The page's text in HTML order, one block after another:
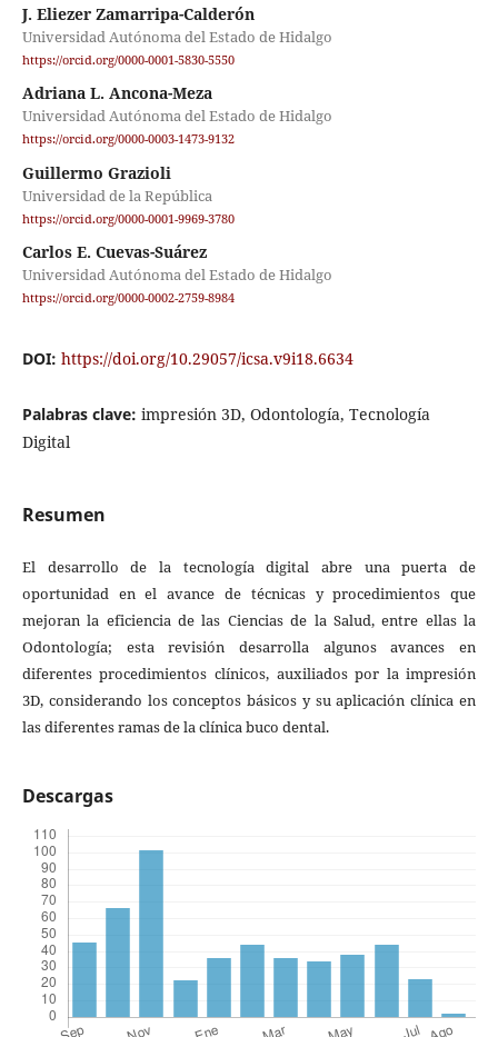
J. Eliezer Zamarripa-Calderón
Universidad Autónoma del Estado de Hidalgo
https://orcid.org/0000-0001-5830-5550
Adriana L. Ancona-Meza
Universidad Autónoma del Estado de Hidalgo
https://orcid.org/0000-0003-1473-9132
Guillermo Grazioli
Universidad de la República
https://orcid.org/0000-0001-9969-3780
Carlos E. Cuevas-Suárez
Universidad Autónoma del Estado de Hidalgo
https://orcid.org/0000-0002-2759-8984
DOI: https://doi.org/10.29057/icsa.v9i18.6634
Palabras clave: impresión 3D, Odontología, Tecnología
Digital
Resumen
El desarrollo de la tecnología digital abre una puerta de
oportunidad en el avance de técnicas y procedimientos que
mejoran la eficiencia de las Ciencias de la Salud, entre ellas la
Odontología; esta revisión desarrolla algunos avances en
diferentes procedimientos clínicos, auxiliados por la impresión
3D, considerando los conceptos básicos y su aplicación clínica en
las diferentes ramas de la clínica buco dental.
Descargas